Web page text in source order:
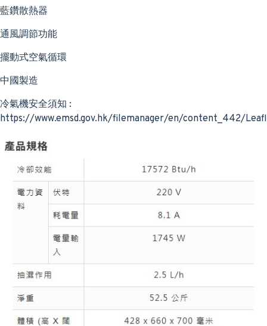
藍鑽散熱器
通風調節功能
擺動式空氣循環
中國製造
冷氣機安全須知 :
https://www.emsd.gov.hk/filemanager/en/content_442/